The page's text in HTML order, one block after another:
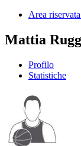
Area
Mattia
Profilo
Statistiche